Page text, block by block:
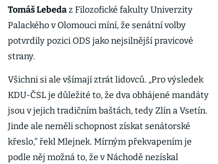
Tomáš Lebedaz Filozofické fakulty Univerzity
Palackého v Olomouci míní, že senátní volby
potvrdily pozici ODS jako nejsilnější pravicové
strany.
Všichni si ale všímají ztrát lidovců. „Pro výsledek
KDU-ČSL je důležité to, že dva obhájené mandáty
jsou v jejich tradičním baštách, tedy Zlín a Vsetín.
Jinde ale neměli schopnost získat senátorské
křeslo,“ řekl Mlejnek. Mírným překvapením je
podle něj možná to, že v Náchodě nezískal